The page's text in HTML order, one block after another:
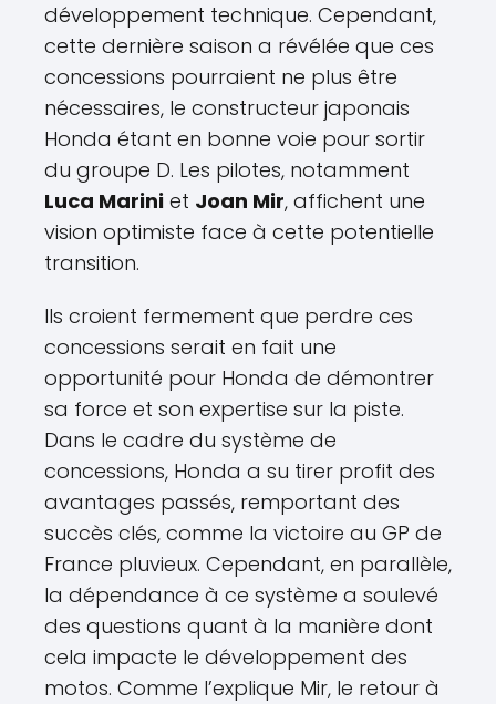
développement technique. Cependant,
cette dernière saison a révélée que ces
concessions pourraient ne plus être
nécessaires, le constructeur japonais
Honda étant en bonne voie pour sortir
du groupe D. Les pilotes, notamment
Luca Marini et Joan Mir, affichent une
vision optimiste face à cette potentielle
transition.
Ils croient fermement que perdre ces
concessions serait en fait une
opportunité pour Honda de démontrer
sa force et son expertise sur la piste.
Dans le cadre du système de
concessions, Honda a su tirer profit des
avantages passés, remportant des
succès clés, comme la victoire au GP de
France pluvieux. Cependant, en parallèle,
la dépendance à ce système a soulevé
des questions quant à la manière dont
cela impacte le développement des
motos. Comme l’explique Mir, le retour à